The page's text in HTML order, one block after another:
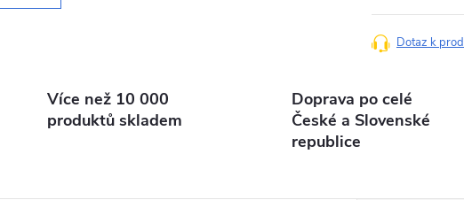
Dotaz k
Více než 10 000
produktů skladem
Doprava po celé
České a Slovenské
republice